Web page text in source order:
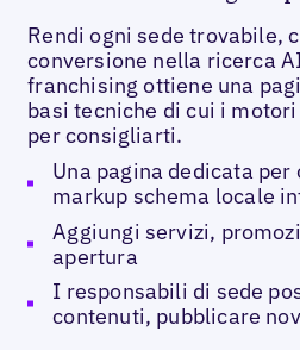
Rendi ogni sede trovabile,
conversione nella ricerca
franchising ottiene una
basi tecniche di cui i
per consigliarti.
Una pagina dedicata per
markup schema locale
Aggiungi servizi,
apertura
I responsabili di sede
contenuti, pubblicare